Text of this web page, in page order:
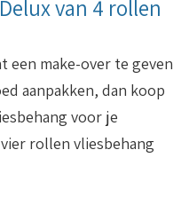
van 4 rollen
een make-over te geven
aanpakken, dan koop
voor je
rollen vliesbehang